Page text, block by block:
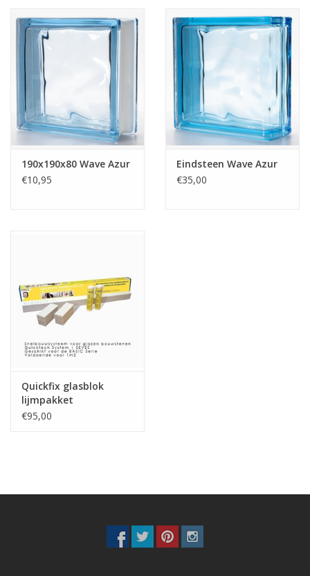
190x190x80 Wave Azur
€10,95
Eindsteen Wave Azur
€35,00
Quickfix glasblok
lijmpakket
€95,00